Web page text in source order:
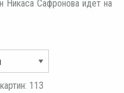
Никаса Сафронова идет на
113